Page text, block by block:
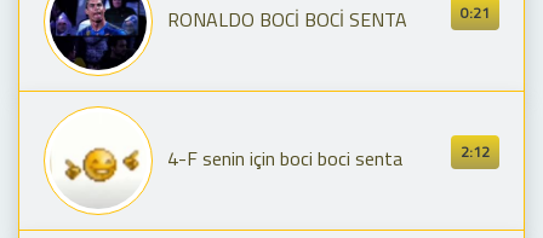
0:21
RONALDO BOCİ BOCİ SENTA
2:12
4-F senin için boci boci senta